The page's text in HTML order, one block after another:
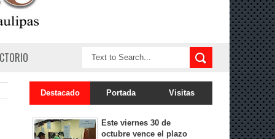
Destacado Portada Visitas
Este viernes 30 de
octubre vence el plazo